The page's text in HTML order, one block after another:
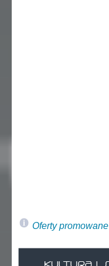
Oferty promowane